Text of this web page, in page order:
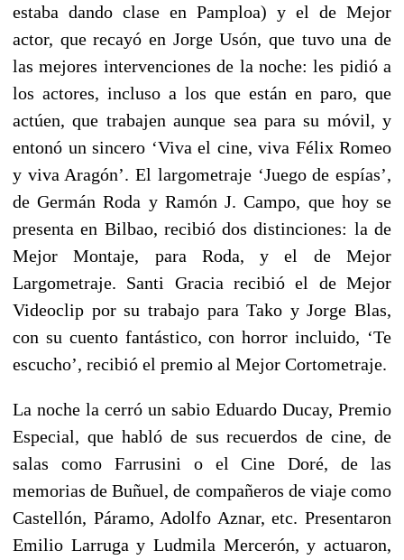
estaba dando clase en Pamploa) y el de Mejor
actor, que recayó en Jorge Usón, que tuvo una de
las mejores intervenciones de la noche: les pidió a
los actores, incluso a los que están en paro, que
actúen, que trabajen aunque sea para su móvil, y
entonó un sincero ‘Viva el cine, viva Félix Romeo
y viva Aragón’. El largometraje ‘Juego de espías’,
de Germán Roda y Ramón J. Campo, que hoy se
presenta en Bilbao, recibió dos distinciones: la de
Mejor Montaje, para Roda, y el de Mejor
Largometraje. Santi Gracia recibió el de Mejor
Videoclip por su trabajo para Tako y Jorge Blas,
con su cuento fantástico, con horror incluido, ‘Te
escucho’, recibió el premio al Mejor Cortometraje.
La noche la cerró un sabio Eduardo Ducay, Premio
Especial, que habló de sus recuerdos de cine, de
salas como Farrusini o el Cine Doré, de las
memorias de Buñuel, de compañeros de viaje como
Castellón, Páramo, Adolfo Aznar, etc. Presentaron
Emilio Larruga y Ludmila Mercerón, y actuaron,